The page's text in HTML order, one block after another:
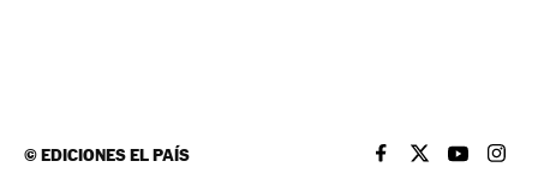
©EDICIONES EL PAÍS EL PAÍS BRASIL EN
EL PAÍSEL PAÍS
EL